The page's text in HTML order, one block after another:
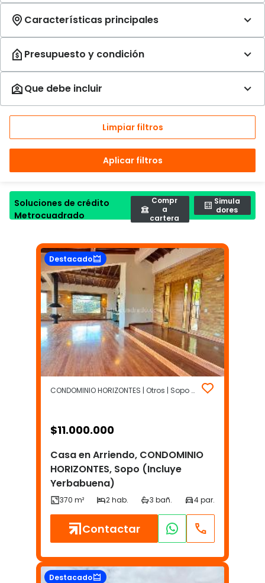
Limpiar filtros
Aplicar filtros
Soluciones de crédito
Metrocuadrado
Compr
a
cartera
Simula
dores
Destacado
CONDOMINIO HORIZONTES | Otros | Sopo (Incluye Yerbabuena)
$11.000.000
Casa en Arriendo, CONDOMINIO
HORIZONTES, Sopo (Incluye
Yerbabuena)
Contactar
Destacado